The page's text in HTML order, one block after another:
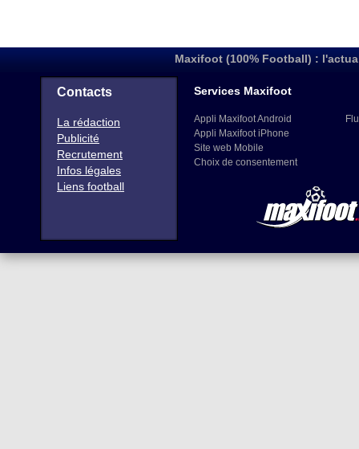
Maxifoot (100% Football) :
Contacts
La rédaction
Publicité
Recrutement
Infos légales
Liens football
Services Maxifoot
Appli Maxifoot Android
Appli Maxifoot iPhone
Site web Mobile
Choix de consentement